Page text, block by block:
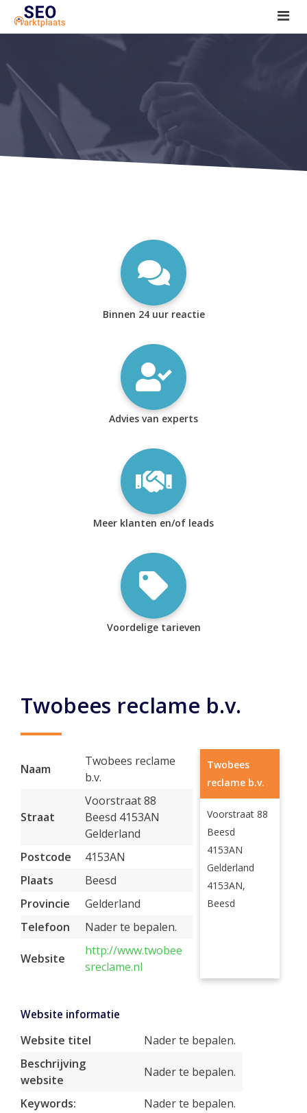
SEO tools reviews
Marketeer bij jou in de buurt?
Offerte
1. Seo voor beginners +
2. Onderzoeken +
Binnen 24 uur reactie
Advies van experts
Meer klanten en/of leads
Voordelige tarieven
Twobees reclame b.v.
Naam
Twobees reclame
b.v.
Straat
Voorstraat 88
Beesd 4153AN
Gelderland
Postcode
4153AN
Plaats
Beesd
Provincie
Gelderland
Telefoon
Nader te bepalen.
Website
http://www.twobee
sreclame.nl
Twobees
reclame b.v.
Voorstraat 88
Beesd
4153AN
Gelderland
4153AN,
Beesd
Website informatie
Website titel
Nader te bepalen.
Beschrijving
website
Nader te bepalen.
Keywords: Nader te bepalen.